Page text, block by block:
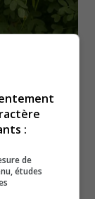
Amos et à
:
de
études